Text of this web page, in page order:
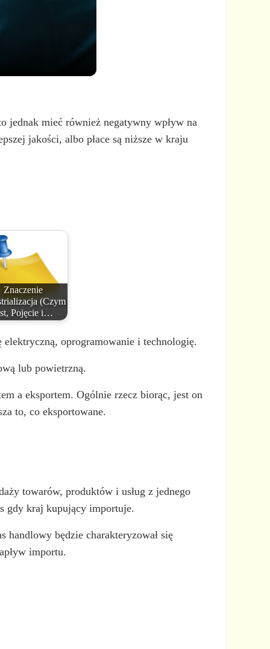
jednak mieć również negatywny wpływ na
jakości, albo płace są niższe w kraju
Znaczenie
(Czym
Pojęcie i…
oprogramowanie i technologię.
lub powietrzną.
a eksportem. Ogólnie rzecz biorąc, jest on
to, co eksportowane.
towarów, produktów i usług z jednego
gdy kraj kupujący importuje.
będzie charakteryzował się
importu.